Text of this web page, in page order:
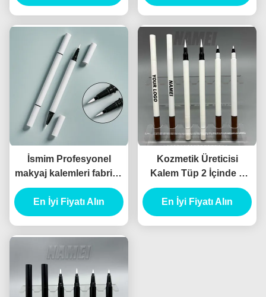
Pen Konteyner
Marker
İsmim Profesyonel
makyaj kalemleri fabrika
eyeliner tüp pembe Özel
boş eyeliner tüpü
Salıncak boncuk sıvı
En İyi Fiyatı Alın
Kozmetik Üreticisi
Kalem Tüp 2 İçinde 1
Boş Makyaj Paketleme
Ucuz Sıvı Eyeliner
Kalem Tüp
En İyi Fiyatı Alın